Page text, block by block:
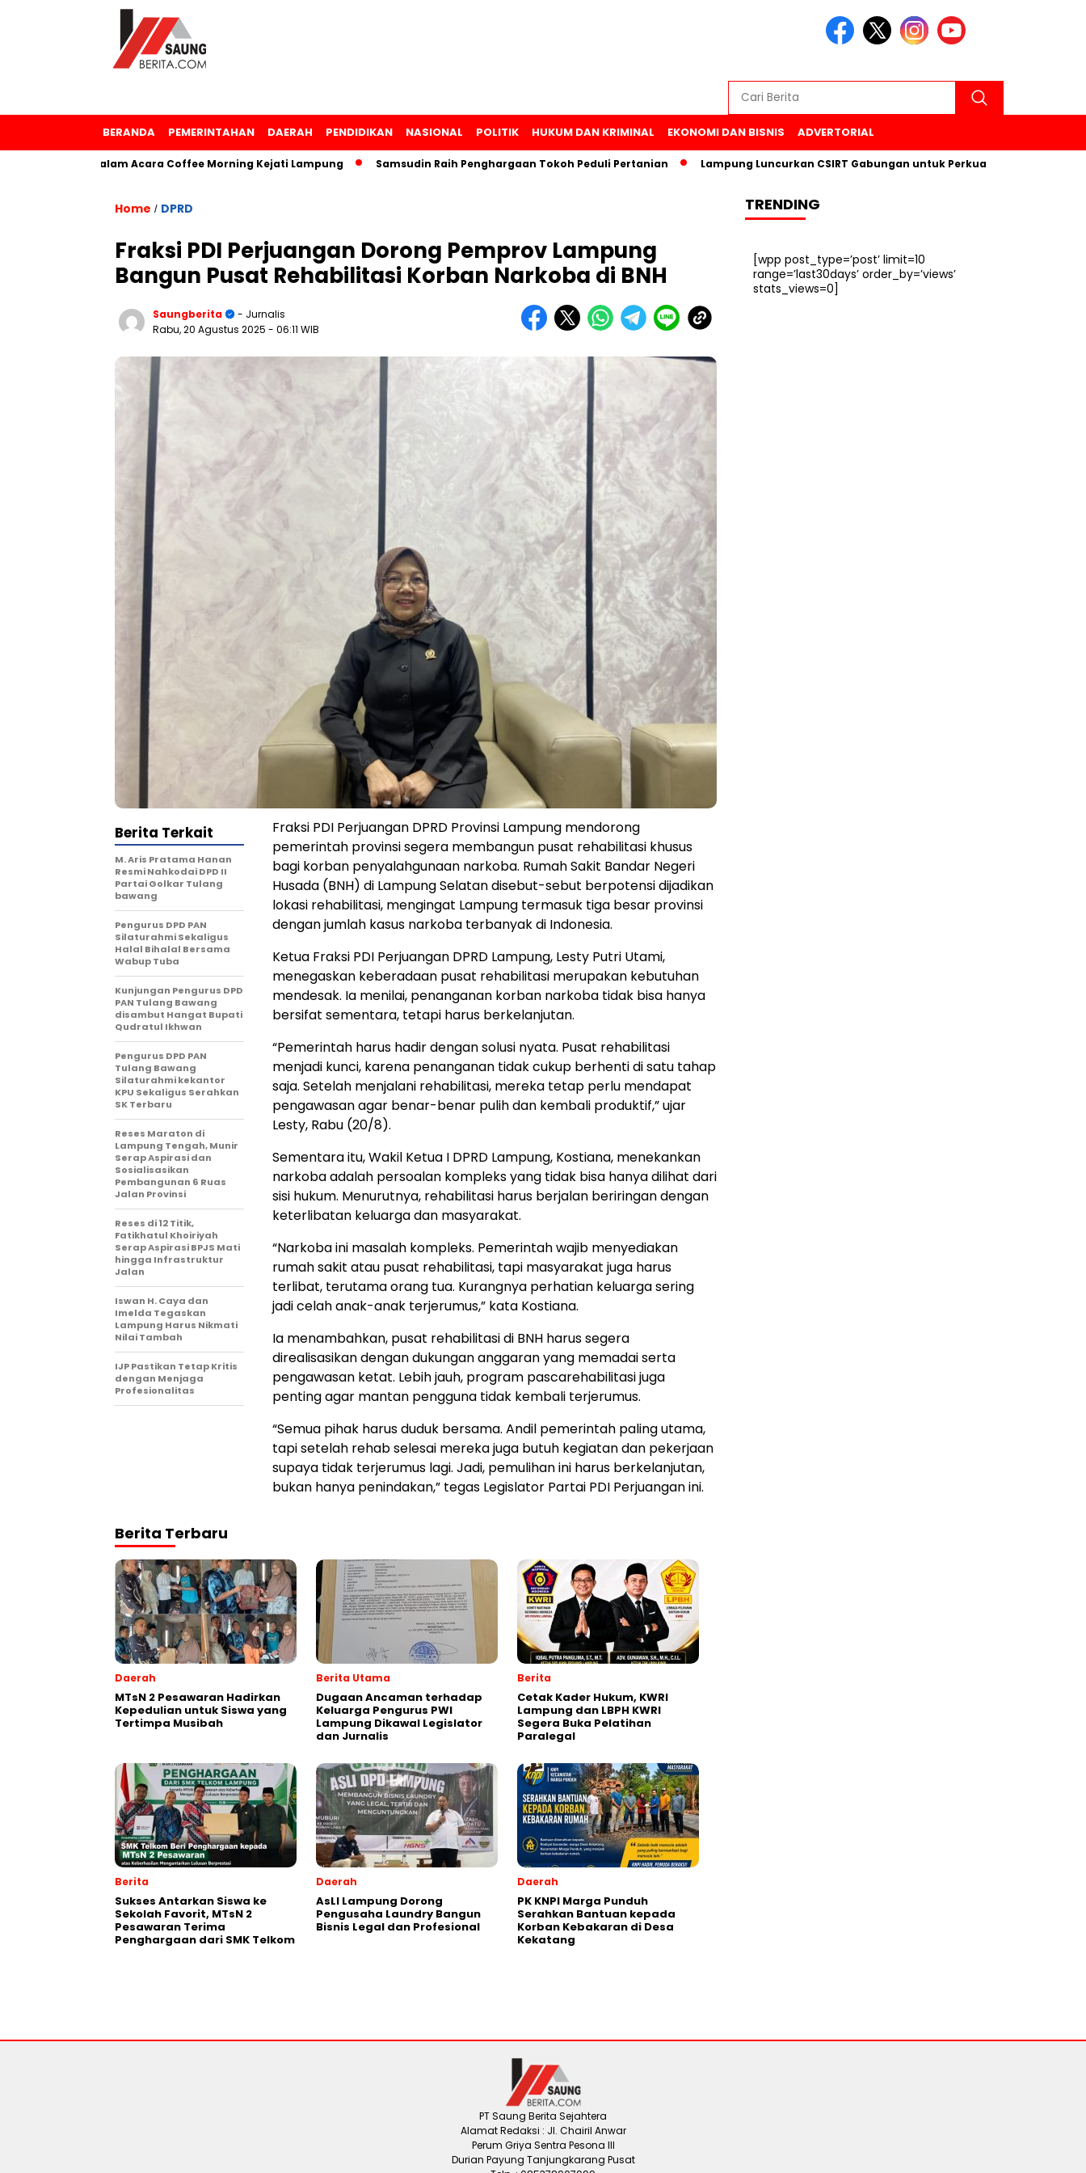
BERANDA PEMERINTAHAN DAERAH PENDIDIKAN NASIONAL POLITIK HUKUM DAN KRIMINAL EKONOMI DAN BISNIS ADVERTORIAL
dalam Acara Coffee Morning Kejati Lampung Samsudin Raih Penghargaan Tokoh Peduli Pertanian Lampung Luncurkan CSIRT Gabungan untuk Perkuat Keamanan Siber di
Home / DPRD
Fraksi PDI Perjuangan Dorong Pemprov Lampung
Bangun Pusat Rehabilitasi Korban Narkoba di BNH
Saungberita
- Jurnalis
Rabu, 20 Agustus 2025 - 06:11 WIB
Fraksi PDI Perjuangan DPRD Provinsi Lampung mendorong
pemerintah provinsi segera membangun pusat rehabilitasi khusus
bagi korban penyalahgunaan narkoba. Rumah Sakit Bandar Negeri
Husada (BNH) di Lampung Selatan disebut-sebut berpotensi dijadikan
lokasi rehabilitasi, mengingat Lampung termasuk tiga besar provinsi
dengan jumlah kasus narkoba terbanyak di Indonesia.
Ketua Fraksi PDI Perjuangan DPRD Lampung, Lesty Putri Utami,
menegaskan keberadaan pusat rehabilitasi merupakan kebutuhan
mendesak. Ia menilai, penanganan korban narkoba tidak bisa hanya
bersifat sementara, tetapi harus berkelanjutan.
“Pemerintah harus hadir dengan solusi nyata. Pusat rehabilitasi
menjadi kunci, karena penanganan tidak cukup berhenti di satu tahap
saja. Setelah menjalani rehabilitasi, mereka tetap perlu mendapat
pengawasan agar benar-benar pulih dan kembali produktif,” ujar
Lesty, Rabu (20/8).
Sementara itu, Wakil Ketua I DPRD Lampung, Kostiana, menekankan
narkoba adalah persoalan kompleks yang tidak bisa hanya dilihat dari
sisi hukum. Menurutnya, rehabilitasi harus berjalan beriringan dengan
keterlibatan keluarga dan masyarakat.
“Narkoba ini masalah kompleks. Pemerintah wajib menyediakan
rumah sakit atau pusat rehabilitasi, tapi masyarakat juga harus
terlibat, terutama orang tua. Kurangnya perhatian keluarga sering
jadi celah anak-anak terjerumus,” kata Kostiana.
Ia menambahkan, pusat rehabilitasi di BNH harus segera
direalisasikan dengan dukungan anggaran yang memadai serta
pengawasan ketat. Lebih jauh, program pascarehabilitasi juga
penting agar mantan pengguna tidak kembali terjerumus.
“Semua pihak harus duduk bersama. Andil pemerintah paling utama,
tapi setelah rehab selesai mereka juga butuh kegiatan dan pekerjaan
supaya tidak terjerumus lagi. Jadi, pemulihan ini harus berkelanjutan,
bukan hanya penindakan,” tegas Legislator Partai PDI Perjuangan ini.
Berita Terkait
M. Aris Pratama Hanan
Resmi Nahkodai DPD II
Partai Golkar Tulang
bawang
Pengurus DPD PAN
Silaturahmi Sekaligus
Halal Bihalal Bersama
Wabup Tuba
Kunjungan Pengurus DPD
PAN Tulang Bawang
disambut Hangat Bupati
Qudratul Ikhwan
Pengurus DPD PAN
Tulang Bawang
Silaturahmi kekantor
KPU Sekaligus Serahkan
SK Terbaru
Reses Maraton di
Lampung Tengah, Munir
Serap Aspirasi dan
Sosialisasikan
Pembangunan 6 Ruas
Jalan Provinsi
Reses di 12 Titik,
Fatikhatul Khoiriyah
Serap Aspirasi BPJS Mati
hingga Infrastruktur
Jalan
Iswan H. Caya dan
Imelda Tegaskan
Lampung Harus Nikmati
Nilai Tambah
IJP Pastikan Tetap Kritis
dengan Menjaga
Profesionalitas
Berita Terbaru
Daerah
MTsN 2 Pesawaran Hadirkan
Kepedulian untuk Siswa yang
Tertimpa Musibah
Berita Utama
Dugaan Ancaman terhadap
Keluarga Pengurus PWI
Lampung Dikawal Legislator
dan Jurnalis
Berita
Cetak Kader Hukum, KWRI
Lampung dan LBPH KWRI
Segera Buka Pelatihan
Paralegal
Berita
Sukses Antarkan Siswa ke
Sekolah Favorit, MTsN 2
Pesawaran Terima
Penghargaan dari SMK Telkom
Daerah
AsLI Lampung Dorong
Pengusaha Laundry Bangun
Bisnis Legal dan Profesional
Daerah
PK KNPI Marga Punduh
Serahkan Bantuan kepada
Korban Kebakaran di Desa
Kekatang
TRENDING
[wpp post_type=’post’ limit=10
range=’last30days’ order_by=’views’
stats_views=0]
PT Saung Berita Sejahtera
Alamat Redaksi : Jl. Chairil Anwar
Perum Griya Sentra Pesona III
Durian Payung Tanjungkarang Pusat